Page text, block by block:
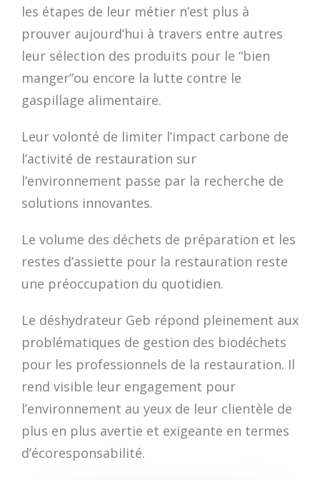
les étapes de leur métier n’est plus à
prouver aujourd’hui à travers entre autres
leur sélection des produits pour le “bien
manger”ou encore la lutte contre le
gaspillage alimentaire.
Leur volonté de limiter l’impact carbone de
l’activité de restauration sur
l’environnement passe par la recherche de
solutions innovantes.
Le volume des déchets de préparation et les
restes d’assiette pour la restauration reste
une préoccupation du quotidien.
Le déshydrateur Geb répond pleinement aux
problématiques de gestion des biodéchets
pour les professionnels de la restauration. Il
rend visible leur engagement pour
l’environnement au yeux de leur clientèle de
plus en plus avertie et exigeante en termes
d’écoresponsabilité.